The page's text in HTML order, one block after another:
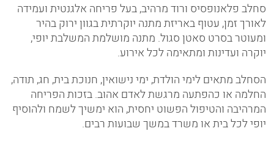
סחלב פלאנופסיס ורוד מרהיב, בעל פריחה אלגנטית ועמידה
לאורך זמן, עטוף באריזת מתנה יוקרתית בגוון ירוק בהיר
ומעוטר בסרט סאטן סגול. מתנה מושלמת המשלבת יופי,
יוקרה ועדינות ומתאימה לכל אירוע.
הסחלב מתאים לימי הולדת, ימי נישואין, חנוכת בית, חג, תודה,
החלמה או כהפתעה מרגשת לאדם אהוב. בזכות הפריחה
המרהיבה והטיפול הפשוט יחסית, הוא ימשיך לשמח ולהוסיף
יופי לכל בית או משרד במשך שבועות רבים.